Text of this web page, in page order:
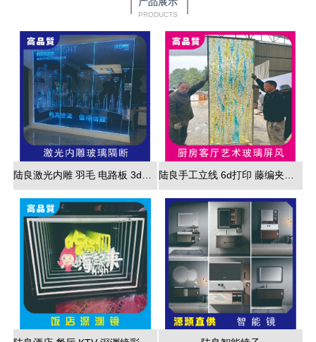
PRODUCTS
陆良激光内雕 羽毛 电路板 3d效果展现 陆良手工立线 6d打印 藤编夹胶 新款 厂家直销